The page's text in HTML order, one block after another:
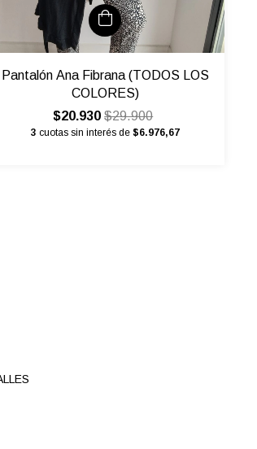
Pantalón Ana Fibrana (TODOS LOS
COLORES)
$20.930$29.900
3 cuotas sin interés de $6.976,67